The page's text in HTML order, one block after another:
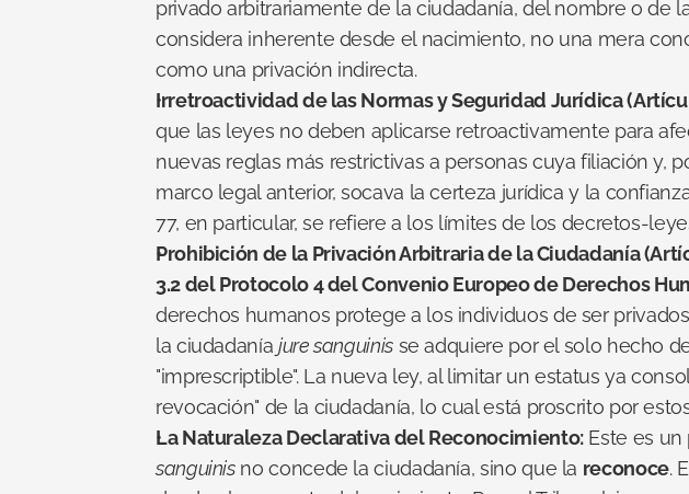
privado arbitrariamente de la ciudadanía, del nombre o de
considera inherente desde el nacimiento, no una mera
como una privación indirecta.
Irretroactividad de las Normas y Seguridad Jurídica
que las leyes no deben aplicarse retroactivamente para
nuevas reglas más restrictivas a personas cuya filiación y,
marco legal anterior, socava la certeza jurídica y la
77, en particular, se refiere a los límites de los decretos-
Prohibición de la Privación Arbitraria de la Ciudadanía
3.2 del Protocolo 4 del Convenio Europeo de Derechos
derechos humanos protege a los individuos de ser
la ciudadanía jure sanguinis se adquiere por el solo hecho
"imprescriptible". La nueva ley, al limitar un estatus ya
revocación" de la ciudadanía, lo cual está proscrito por
La Naturaleza Declarativa del Reconocimiento: Este es un
sanguinis no concede la ciudadanía, sino que la reconoce.